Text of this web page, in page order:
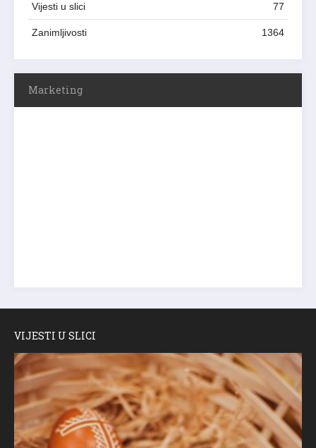
Vijesti u slici 77
Zanimljivosti 1364
Marketing
VIJESTI U SLICI